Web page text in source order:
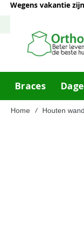
Wegens vakantie
Braces
Home Houten